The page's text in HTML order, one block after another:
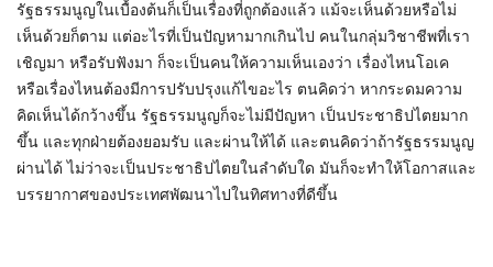
รัฐธรรมนูญในเบื้องต้นก็เป็นเรื่องที่ถูกต้องแล้ว แม้จะเห็นด้วยหรือไม่
เห็นด้วยก็ตาม แต่อะไรที่เป็นปัญหามากเกินไป คนในกลุ่มวิชาชีพที่เรา
เชิญมา หรือรับฟังมา ก็จะเป็นคนให้ความเห็นเองว่า เรื่องไหนโอเค
หรือเรื่องไหนต้องมีการปรับปรุงแก้ไขอะไร ตนคิดว่า หากระดมความ
คิดเห็นได้กว้างขึ้น​ รัฐธรรมนูญก็จะไม่มีปัญหา เป็นประชาธิปไตยมาก
ขึ้น และทุกฝ่ายต้องยอมรับ และผ่านให้ได้ และตนคิดว่าถ้ารัฐธรรมนูญ
ผ่านได้ ไม่ว่าจะเป็นประชาธิปไตยในลำดับใด มันก็จะทำให้โอกาสและ
บรรยากาศของประเทศพัฒนาไปในทิศทางที่ดีขึ้น